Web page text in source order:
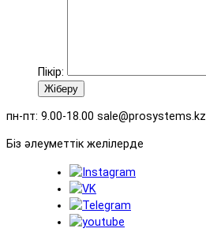
Пікір:
Жіберу
пн-пт: 9.00-18.00 sale@prosystems.kz
Біз әлеуметтік желілерде